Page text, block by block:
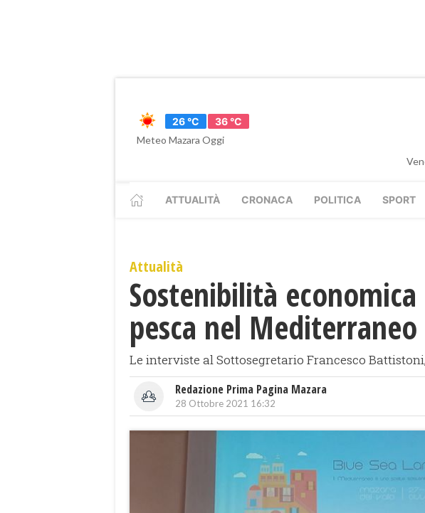
26 °C
36 °C
Meteo Mazara Oggi
ATTUALITÀ CRONACA POLITICA SPORT
Attualità
Sostenibilità
pesca nel Mediterraneo
Le interviste al Sottosegretario Francesco
Redazione Prima Pagina Mazara
28 Ottobre 2021 16:32